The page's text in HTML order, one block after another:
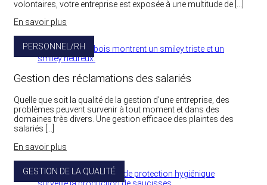
volontaires, votre entreprise est exposée à une multitude de […]
En savoir plus
PERSONNEL/RH
Gestion des réclamations des salariés
Quelle que soit la qualité de la gestion d’une entreprise, des
problèmes peuvent survenir à tout moment et dans des
domaines très divers. Une gestion efficace des plaintes des
salariés […]
En savoir plus
GESTION DE LA QUALITÉ